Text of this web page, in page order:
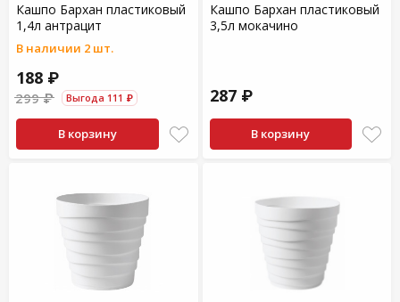
Кашпо Бархан пластиковый
1,4л антрацит
В наличии 2 шт.
188 ₽
299 ₽ Выгода 111 ₽
В корзину
Кашпо Бархан пластиковый
3,5л мокачино
287 ₽
В корзину